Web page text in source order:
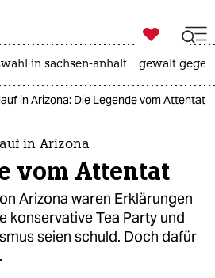
zahl ich
ich

taz zahl ich
in sachsen-anhalt gewalt
in Arizona: Die Legende vom Attentat
in Arizona
vom Attentat
Arizona waren Erklärungen
konservative Tea Party und
seien schuld. Doch dafür